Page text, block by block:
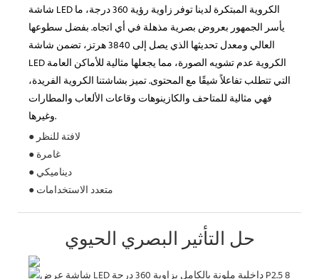
شاشة LED الكروية المبتكرة لدينا توفر زاوية رؤية 360 درجة، ما
يأسر الجمهور بعروض بصرية مذهلة في أي اتجاه. بفضل سطوعها
العالي ومعدل تحديثها الذي يصل إلى 3840 هرتز، تضمن شاشة
LED الكروية عدم تشويه الصورة، مما يجعلها مثالية للأماكن العامة
التي تتطلب تفاعلاً شيقًا مع المحتوى. تميز بشاشتنا الكروية الفريدة،
فهي مثالية للمتاحف والكازينوهات وقاعات الألعاب والمطارات
وغيرها.
● لافتة للنظر
● غامرة
● ديناميكي
● متعدد الاستخدامات
حل التأثير البصري الحيوي